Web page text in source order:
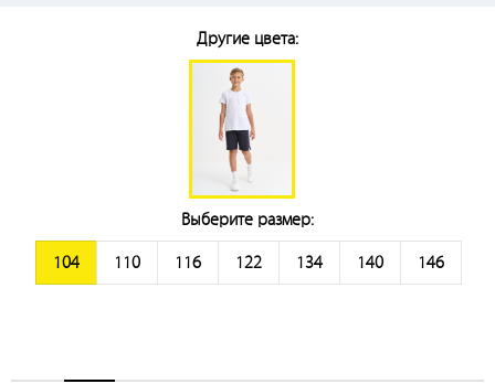
Другие цвета:
Выберите размер:
104 110 116 122 134 140 146